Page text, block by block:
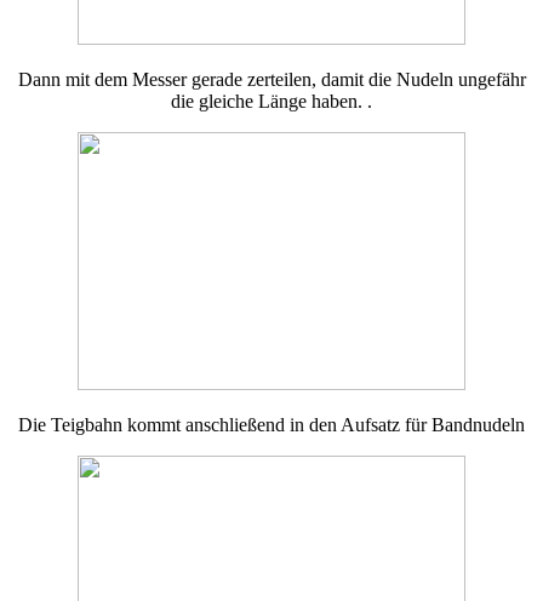
Dann mit dem Messer gerade zerteilen, damit die Nudeln ungefähr
die gleiche Länge haben. .
Die Teigbahn kommt anschließend in den Aufsatz für Bandnudeln